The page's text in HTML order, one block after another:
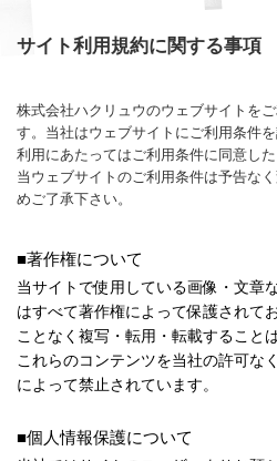
サイト利用規約に関する事項
株式会社ハクリュウのウェブサイトを
す。当社はウェブサイトにご利用条件
利用にあたってはご利用条件に同意し
当ウェブサイトのご利用条件は予告な
めご了承下さい。
■著作権について
当サイトで使用している画像・文章
はすべて著作権によって保護されて
ことなく複写・転用・転載すること
これらのコンテンツを当社の許可な
によって禁止されています。
■個人情報保護について